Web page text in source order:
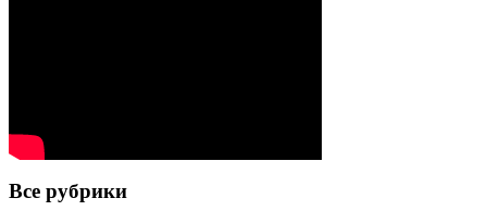
Все рубрики